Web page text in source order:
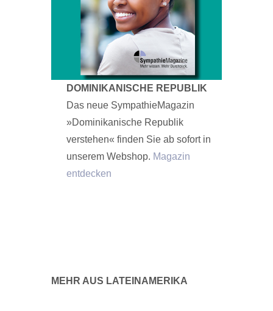
DOMINIKANISCHE REPUBLIK
Das neue SympathieMagazin
»Dominikanische Republik
verstehen« finden Sie ab sofort in
unserem Webshop. Magazin
entdecken
MEHR AUS LATEINAMERIKA